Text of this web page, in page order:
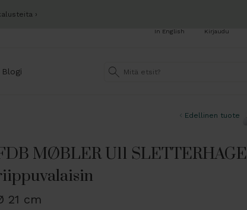
Kirjaudu
In English
Blogi
Edellinen tuote
MØBLER U11 SLETTERHAGE
21 cm